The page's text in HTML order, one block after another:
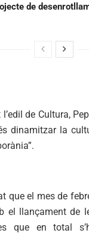
de
de Cultura,
dinamitzar la
que el mes de
el llançament de
que en total